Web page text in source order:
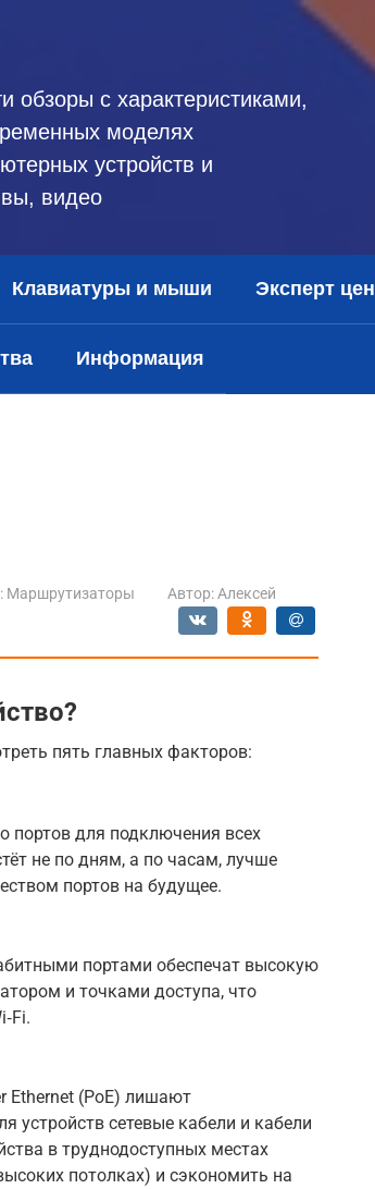
обзоры с характеристиками,
моделях
устройств и
видео
Клавиатуры и мыши Эксперт цен
Информация
Маршрутизаторы Автор: Алексей
пять главных факторов:
портов для подключения всех
не по дням, а по часам, лучше
портов на будущее.
портами обеспечат высокую
и точками доступа, что
Ethernet (PoE) лишают
устройств сетевые кабели и кабели
в труднодоступных местах
потолках) и сэкономить на